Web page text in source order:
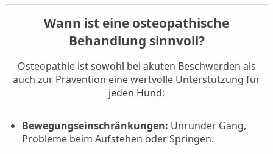
Wann ist eine osteopathische
Behandlung sinnvoll?
Osteopathie ist sowohl bei akuten Beschwerden als
auch zur Prävention eine wertvolle Unterstützung für
jeden Hund:
Bewegungseinschränkungen: Unrunder Gang,
Probleme beim Aufstehen oder Springen.